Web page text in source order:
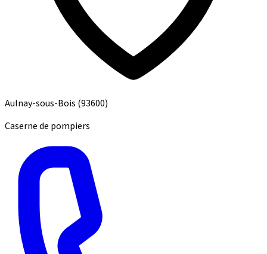
Aulnay-sous-Bois (93600)
Caserne de pompiers